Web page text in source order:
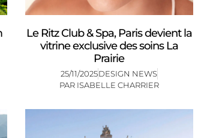
Le Ritz Club & Spa, Paris devient la
vitrine exclusive des soins La
Prairie
25/11/2025DESIGN NEWS
PAR ISABELLE CHARRIER